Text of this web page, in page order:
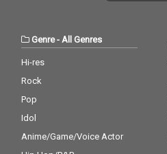
したThe fin.独自の音楽
世界を更新。 聴き手そ
mewhere Betwee
Genre- All Genres
Hi-res
Rock
Pop
Idol
Anime/Game/Voice Actor